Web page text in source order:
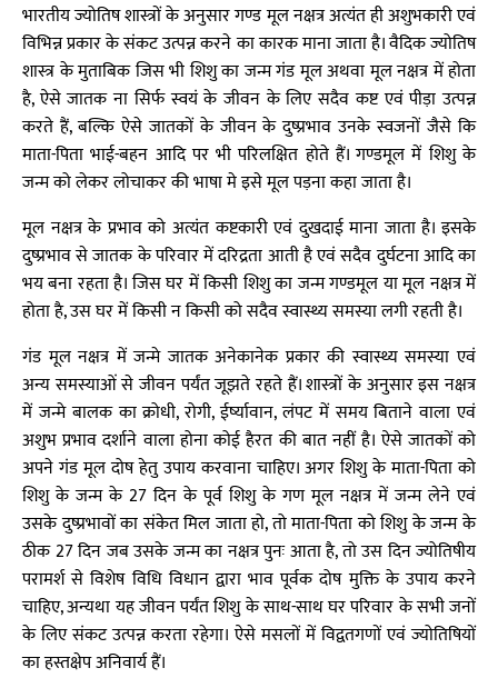
भारतीय ज्योतिष शास्त्रों के अनुसार गण्ड मूल नक्षत्र अत्यंत ही अशुभकारी एवं
विभिन्न प्रकार के संकट उत्पन्न करने का कारक माना जाता है। वैदिक ज्योतिष
शास्त्र के मुताबिक जिस भी शिशु का जन्म गंड मूल अथवा मूल नक्षत्र में होता
है, ऐसे जातक ना सिर्फ स्वयं के जीवन के लिए सदैव कष्ट एवं पीड़ा उत्पन्न
करते हैं, बल्कि ऐसे जातकों के जीवन के दुष्प्रभाव उनके स्वजनों जैसे कि
माता-पिता भाई-बहन आदि पर भी परिलक्षित होते हैं। गण्डमूल में शिशु के
जन्म को लेकर लोचाकर की भाषा मे इसे मूल पड़ना कहा जाता है।
मूल नक्षत्र के प्रभाव को अत्यंत कष्टकारी एवं दुखदाई माना जाता है। इसके
दुष्प्रभाव से जातक के परिवार में दरिद्रता आती है एवं सदैव दुर्घटना आदि का
भय बना रहता है। जिस घर में किसी शिशु का जन्म गण्डमूल या मूल नक्षत्र में
होता है, उस घर में किसी न किसी को सदैव स्वास्थ्य समस्या लगी रहती है।
गंड मूल नक्षत्र में जन्मे जातक अनेकानेक प्रकार की स्वास्थ्य समस्या एवं
अन्य समस्याओं से जीवन पर्यंत जूझते रहते हैं। शास्त्रों के अनुसार इस नक्षत्र
में जन्मे बालक का क्रोधी, रोगी, ईर्ष्यावान, लंपट में समय बिताने वाला एवं
अशुभ प्रभाव दर्शाने वाला होना कोई हैरत की बात नहीं है। ऐसे जातकों को
अपने गंड मूल दोष हेतु उपाय करवाना चाहिए। अगर शिशु के माता-पिता को
शिशु के जन्म के 27 दिन के पूर्व शिशु के गण मूल नक्षत्र में जन्म लेने एवं
उसके दुष्प्रभावों का संकेत मिल जाता हो, तो माता-पिता को शिशु के जन्म के
ठीक 27 दिन जब उसके जन्म का नक्षत्र पुनः आता है, तो उस दिन ज्योतिषीय
परामर्श से विशेष विधि विधान द्वारा भाव पूर्वक दोष मुक्ति के उपाय करने
चाहिए, अन्यथा यह जीवन पर्यंत शिशु के साथ-साथ घर परिवार के सभी जनों
के लिए संकट उत्पन्न करता रहेगा। ऐसे मसलों में विद्वतगणों एवं ज्योतिषियों
का हस्तक्षेप अनिवार्य हैं।